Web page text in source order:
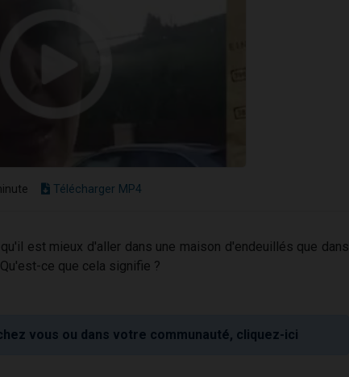
Télécharger MP4
est mieux d'aller dans une maison d'endeuillés que dans
ce que cela signifie ?
vous ou dans votre communauté, cliquez-ici